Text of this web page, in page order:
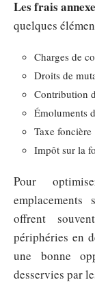
Les frais
quelques
Charges de
Droits de
Contribution
Émoluments
Taxe foncière
Impôt sur la
Pour
emplacements
offrent
périphéries en
une bonne
desservies par